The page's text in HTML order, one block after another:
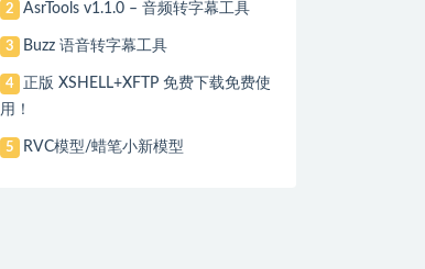
2 AsrTools v1.1.0 – 音频转字幕工具
3 Buzz 语音转字幕工具
4
正版 XSHELL+XFTP 免费下载免费使
用！
5 RVC模型/蜡笔小新模型